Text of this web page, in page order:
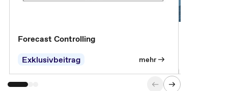
Forecast Controlling
Exklusivbeitrag
mehr